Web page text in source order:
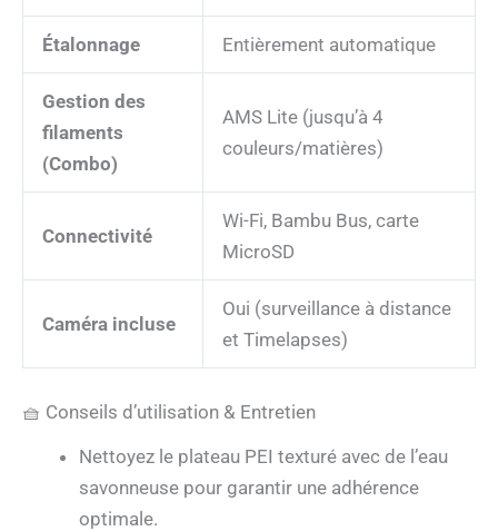
Étalonnage Entièrement automatique
Gestion des
filaments
(Combo)
AMS Lite (jusqu’à 4
couleurs/matières)
Connectivité
Wi-Fi, Bambu Bus, carte
MicroSD
Caméra incluse
Oui (surveillance à distance
et Timelapses)
🧺 Conseils d’utilisation & Entretien
Nettoyez le plateau PEI texturé avec de l’eau
savonneuse pour garantir une adhérence
optimale.